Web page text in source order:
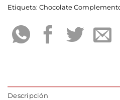
Etiqueta: Chocolate
Descripción